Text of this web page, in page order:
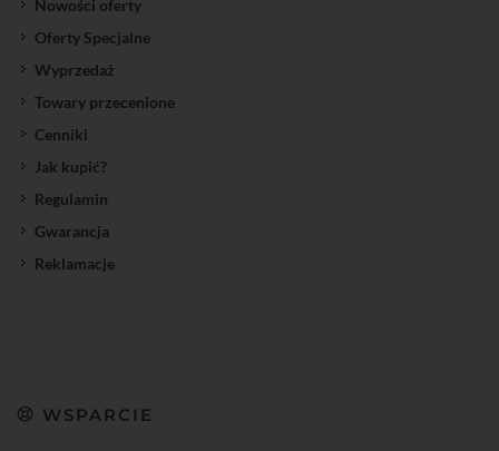
Nowości oferty
Oferty Specjalne
Wyprzedaż
Towary przecenione
Cenniki
Jak kupić?
Regulamin
Gwarancja
Reklamacje
WSPARCIE